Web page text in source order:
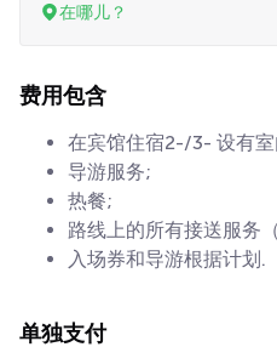
在哪儿？
费用包含
在宾馆住宿2-/3- 设有
导游服务;
热餐;
路线上的所有接送服务
入场券和导游根据计划.
单独支付